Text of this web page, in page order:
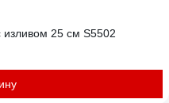
изливом 25 см S5502